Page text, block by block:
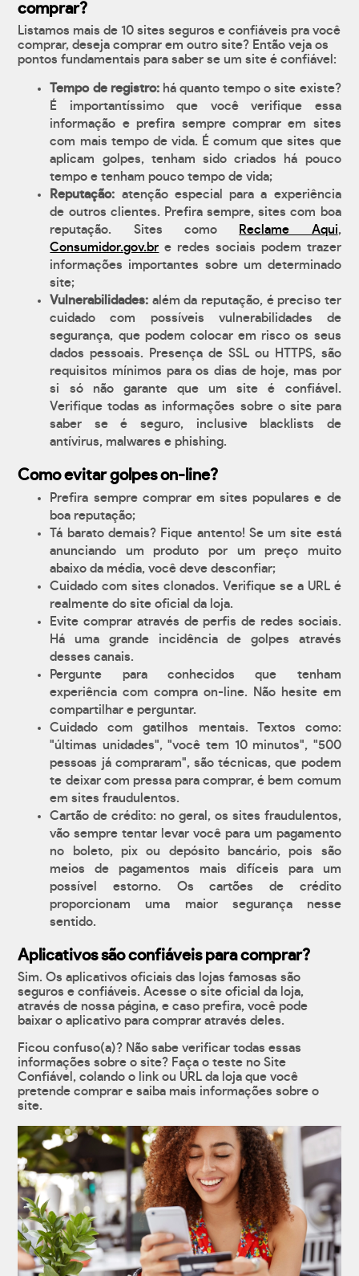
comprar?
Listamos mais de 10 sites seguros e confiáveis pra você
comprar, deseja comprar em outro site? Então veja os
pontos fundamentais para saber se um site é confiável:
Tempo de registro:há quanto tempo o site existe?
É importantíssimo que você verifique essa
informação e prefira sempre comprar em sites
com mais tempo de vida. É comum que sites que
aplicam golpes, tenham sido criados há pouco
tempo e tenham pouco tempo de vida;
Reputação: atenção especial para a experiência
de outros clientes. Prefira sempre, sites com boa
reputação. Sites como
Reclame Aqui,
Consumidor.gov.br e redes sociais podem trazer
informações importantes sobre um determinado
site;
Vulnerabilidades: além da reputação, é preciso ter
cuidado com possíveis vulnerabilidades de
segurança, que podem colocar em risco os seus
dados pessoais. Presença de SSL ou HTTPS, são
requisitos mínimos para os dias de hoje, mas por
si só não garante que um site é confiável.
Verifique todas as informações sobre o site para
saber se é seguro, inclusive blacklists de
antívirus, malwares e phishing.
Como evitar golpes on-line?
Prefira sempre comprar em sites populares e de
boa reputação;
Tá barato demais? Fique antento! Se um site está
anunciando um produto por um preço muito
abaixo da média, você deve desconfiar;
Cuidado com sites clonados. Verifique se a URL é
realmente do site oficial da loja.
Evite comprar através de perfis de redes sociais.
Há uma grande incidência de golpes através
desses canais.
Pergunte para conhecidos que tenham
experiência com compra on-line. Não hesite em
compartilhar e perguntar.
Cuidado com gatilhos mentais. Textos como:
"últimas unidades", "você tem 10 minutos", "500
pessoas já compraram", são técnicas, que podem
te deixar com pressa para comprar, é bem comum
em sites fraudulentos.
Cartão de crédito: no geral, os sites fraudulentos,
vão sempre tentar levar você para um pagamento
no boleto, pix ou depósito bancário, pois são
meios de pagamentos mais difíceis para um
possível estorno. Os cartões de crédito
proporcionam uma maior segurança nesse
sentido.
Aplicativos são confiáveis para comprar?
Sim. Os aplicativos oficiais das lojas famosas são
seguros e confiáveis. Acesse o site oficial da loja,
através de nossa página, e caso prefira, você pode
baixar o aplicativo para comprar através deles.
Ficou confuso(a)? Não sabe verificar todas essas
informações sobre o site? Faça o teste no Site
Confiável, colando o link ou URL da loja que você
pretende comprar e saiba mais informações sobre o
site.